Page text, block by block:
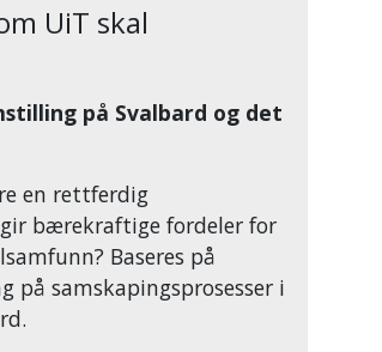
UiT skal
på Svalbard og det
en rettferdig
bærekraftige fordeler for
Baseres på
på samskapingsprosesser i